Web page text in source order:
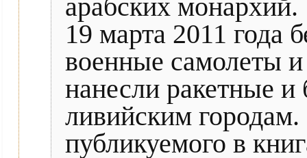
арабских монархий.
19 марта 2011 года
военные самолеты
нанесли ракетные
ливийским
публикуемого в